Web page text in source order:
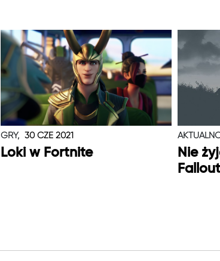
GRY, 30 CZE 2021
Loki w Fortnite
Nie